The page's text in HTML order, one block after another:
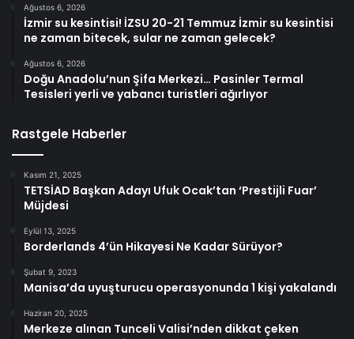
Ağustos 6, 2026
İzmir su kesintisi! İZSU 20-21 Temmuz İzmir su kesintisi
ne zaman bitecek, sular ne zaman gelecek?
Ağustos 6, 2026
Doğu Anadolu’nun Şifa Merkezi… Pasinler Termal
Tesisleri yerli ve yabancı turistleri ağırlıyor
Rastgele Haberler
Kasım 21, 2025
TETSİAD Başkan Adayı Ufuk Ocak’tan ‘Prestijli Fuar’
Müjdesi
Eylül 13, 2025
Borderlands 4’ün Hikayesi Ne Kadar Sürüyor?
Şubat 9, 2023
Manisa’da uyuşturucu operasyonunda 1 kişi yakalandı
Haziran 20, 2025
Merkeze alınan Tunceli Valisi’nden dikkat çeken